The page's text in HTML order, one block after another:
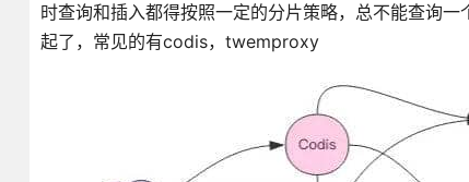
时查询和插入都得按照一定的分片策略，总不能查询
起了，常见的有codis，twemproxy